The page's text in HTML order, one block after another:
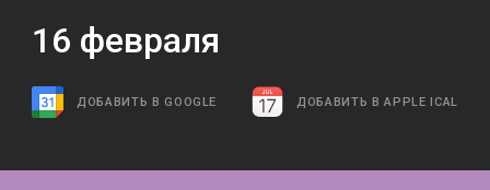
16 февраля
ДОБАВИТЬ В GOOGLE ДОБАВИТЬ В APPLE ICAL